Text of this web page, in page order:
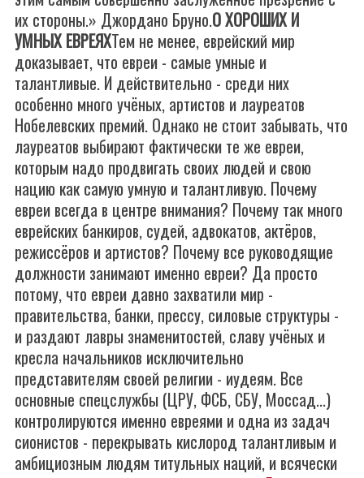
их стороны.» Джордано Бруно.О ХОРОШИХ И
УМНЫХ ЕВРЕЯХТем не менее, еврейский мир
доказывает, что евреи - самые умные и
талантливые. И действительно - среди них
особенно много учёных, артистов и лауреатов
Нобелевских премий. Однако не стоит забывать, что
лауреатов выбирают фактически те же евреи,
которым надо продвигать своих людей и свою
нацию как самую умную и талантливую. Почему
евреи всегда в центре внимания? Почему так много
еврейских банкиров, судей, адвокатов, актёров,
режиссёров и артистов? Почему все руководящие
должности занимают именно евреи? Да просто
потому, что евреи давно захватили мир -
правительства, банки, прессу, силовые структуры -
и раздают лавры знаменитостей, славу учёных и
кресла начальников исключительно
представителям своей религии - иудеям. Все
основные спецслужбы (ЦРУ, ФСБ, СБУ, Моссад...)
контролируются именно евреями и одна из задач
сионистов - перекрывать кислород талантливым и
амбициозным людям титульных наций, и всячески